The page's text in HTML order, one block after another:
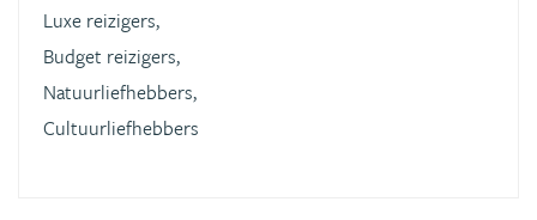
Luxe reizigers,
Budget reizigers,
Natuurliefhebbers,
Cultuurliefhebbers